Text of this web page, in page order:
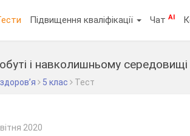
Підвищення кваліфікації ЧатAI
і навколишньому середовищі
5 клас Тест
2020